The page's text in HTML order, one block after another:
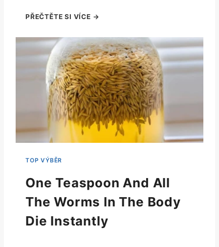
One Teaspoon And All
The Worms In The Body
Die Instantly